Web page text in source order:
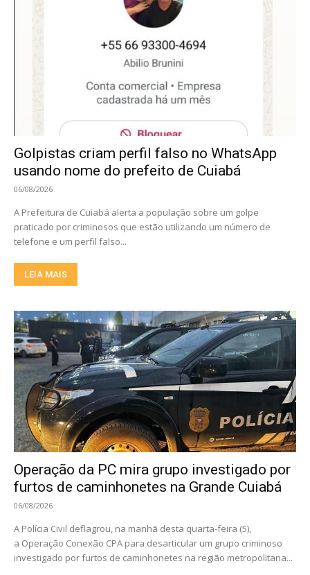
Golpistas criam perfil falso no WhatsApp
usando nome do prefeito de Cuiabá
06/08/2026
A Prefeitura de Cuiabá alerta a população sobre um golpe
praticado por criminosos que estão utilizando um número de
telefone e um perfil falso...
LEIA MAIS
Operação da PC mira grupo investigado por
furtos de caminhonetes na Grande Cuiabá
06/08/2026
A Polícia Civil deflagrou, na manhã desta quarta-feira (5),
a Operação Conexão CPA para desarticular um grupo criminoso
investigado por furtos de caminhonetes na região metropolitana...